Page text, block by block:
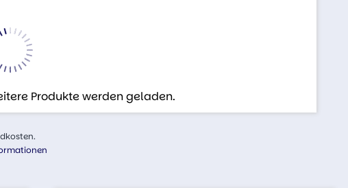
Produkte werden geladen.